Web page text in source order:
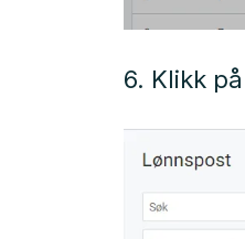
6. Klikk på